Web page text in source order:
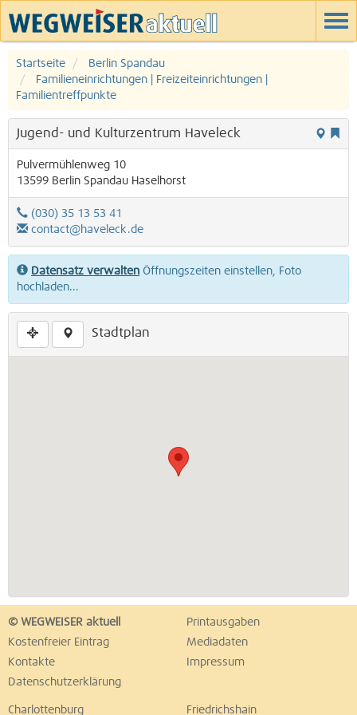
Startseite
Berlin Spandau
Familieneinrichtungen | Freizeiteinrichtungen |
Familientreffpunkte
Jugend- und Kulturzentrum Haveleck
Pulvermühlenweg 10
13599 Berlin Spandau Haselhorst
(030) 35 13 53 41
contact@haveleck.de
Datensatz verwalten Öffnungszeiten einstellen, Foto
hochladen...
Stadtplan
© WEGWEISER aktuell
Printausgaben
Kostenfreier Eintrag
Mediadaten
Kontakte
Impressum
Datenschutzerklärung
Charlottenburg Friedrichshain